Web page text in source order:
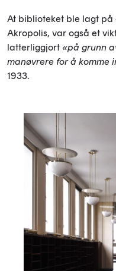
At biblioteket ble lagt på
Akropolis, var også et
latterliggjort «på grunn
manøvrere for å komme
1933.